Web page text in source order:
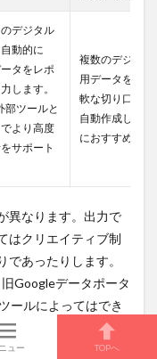
デジタル
動的に
タをレポ
します。
部ツールと
より高度
サポート
複数のデジタ
用データを一
軟な切り口で
自動作成した
におすすめです
異なります。出力で
はクリエイティブ制
あったりします。
Googleデータポータ
ールによってはでき
。
ュー TOPへ